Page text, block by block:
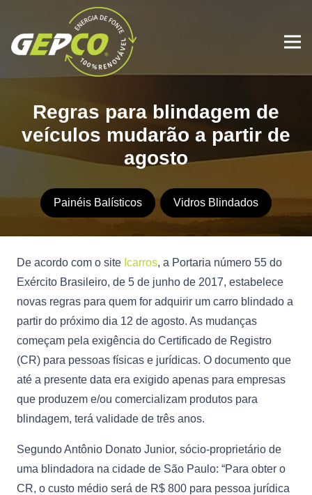
Regras para blindagem de
veículos mudarão a partir de
agosto
Painéis Balísticos Vidros Blindados
De acordo com o site Icarros, a Portaria número 55 do
Exército Brasileiro, de 5 de junho de 2017, estabelece
novas regras para quem for adquirir um carro blindado a
partir do próximo dia 12 de agosto. As mudanças
começam pela exigência do Certificado de Registro
(CR) para pessoas físicas e jurídicas. O documento que
até a presente data era exigido apenas para empresas
que produzem e/ou comercializam produtos para
blindagem, terá validade de três anos.
Segundo Antônio Donato Junior, sócio-proprietário de
uma blindadora na cidade de São Paulo: “Para obter o
CR, o custo médio será de R$ 800 para pessoa jurídica